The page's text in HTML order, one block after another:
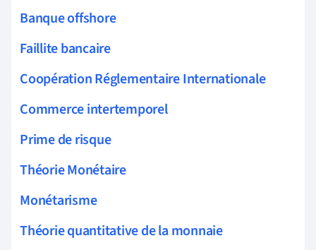
Banque offshore
Faillite bancaire
Coopération Réglementaire Internationale
Commerce intertemporel
Prime de risque
Théorie Monétaire
Monétarisme
Théorie quantitative de la monnaie